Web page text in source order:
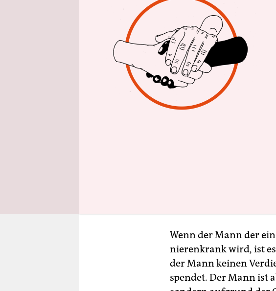
taz am wochenende:
erklären sich zu
Indien, auch in den
Merve Winter:Dieses
der Tat weltweit
und der
Sichkümmerns zu, sie
Männer. Das sehen
Frauen den weitaus
miteinander verwoben
Wenn der Mann der
nierenkrank wird, ist
der Mann keinen
spendet. Der Mann ist